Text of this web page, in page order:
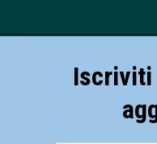
Iscriviti